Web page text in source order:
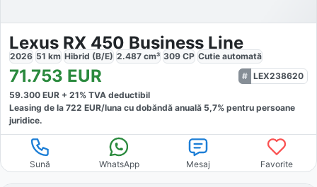
Lexus RX 450 Business Line
2026 51 km Hibrid (B/E) 2.487 cm³ 309 CP Cutie automată
71.753 EUR
LEX238620
59.300 EUR + 21% TVA deductibil
Leasing de la 722 EUR/luna cu dobăndă anuală 5,7% pentru persoane
juridice.
Sună WhatsApp Mesaj Favorite